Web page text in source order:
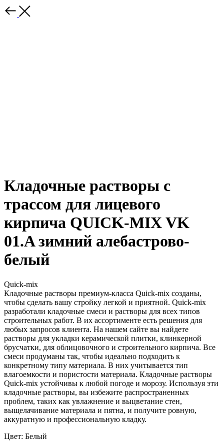
Кладочные растворы с
трассом для лицевого
кирпича QUICK-MIX VK
01.A зимний алебастрово-
белый
Quick-mix
Кладочные растворы премиум-класса Quick-mix созданы,
чтобы сделать вашу стройку легкой и приятной. Quick-mix
разработали кладочные смеси и растворы для всех типов
строительных работ. В их ассортименте есть решения для
любых запросов клиента. На нашем сайте вы найдете
растворы для укладки керамической плитки, клинкерной
брусчатки, для облицовочного и строительного кирпича. Все
смеси продуманы так, чтобы идеально подходить к
конкретному типу материала. В них учитывается тип
влагоемкости и пористости материала. Кладочные растворы
Quick-mix устойчивы к любой погоде и морозу. Используя эти
кладочные растворы, вы избежите распространенных
проблем, таких как увлажнение и выцветание стен,
выщелачивание материала и пятна, и получите ровную,
аккуратную и профессиональную кладку.
Цвет: Белый